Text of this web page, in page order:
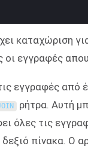
καταχώριση
οι εγγραφές
εγγραφές από
ρήτρα. Αυτή
όλες τις
πίνακα. Ο